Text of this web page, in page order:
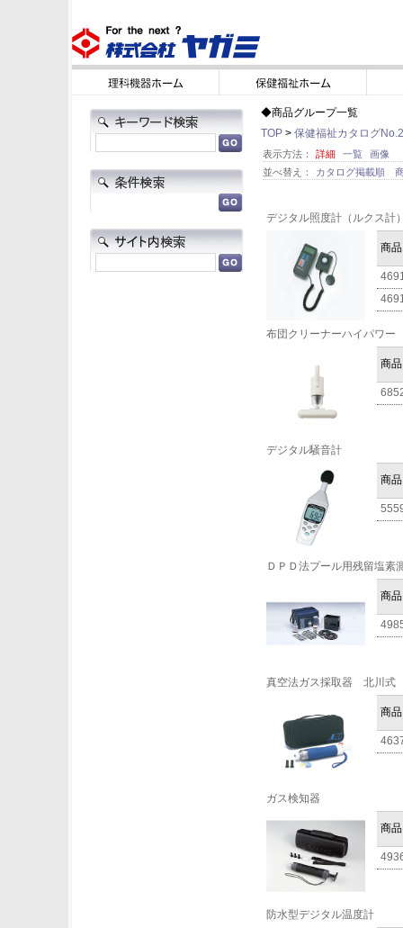
◆商品グループ一覧
TOP > 保健福祉カタログ
表示方法： 詳細 一覧
画像
並べ替え：
カタログ掲載順
デジタル照度計（ルクス計
商
布団クリーナーハイパワー
商
デジタル騒音計
商
ＤＰＤ法プール用残留塩素
商
真空法ガス採取器 北川式
商
ガス検知器
商
防水型デジタル温度計